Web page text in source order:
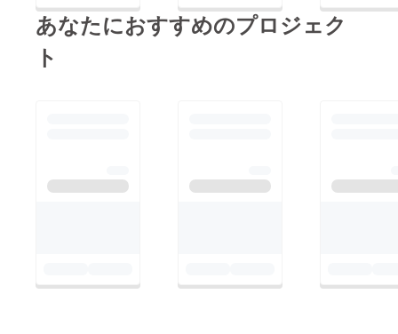
あなたにおすすめのプロジェク
ト